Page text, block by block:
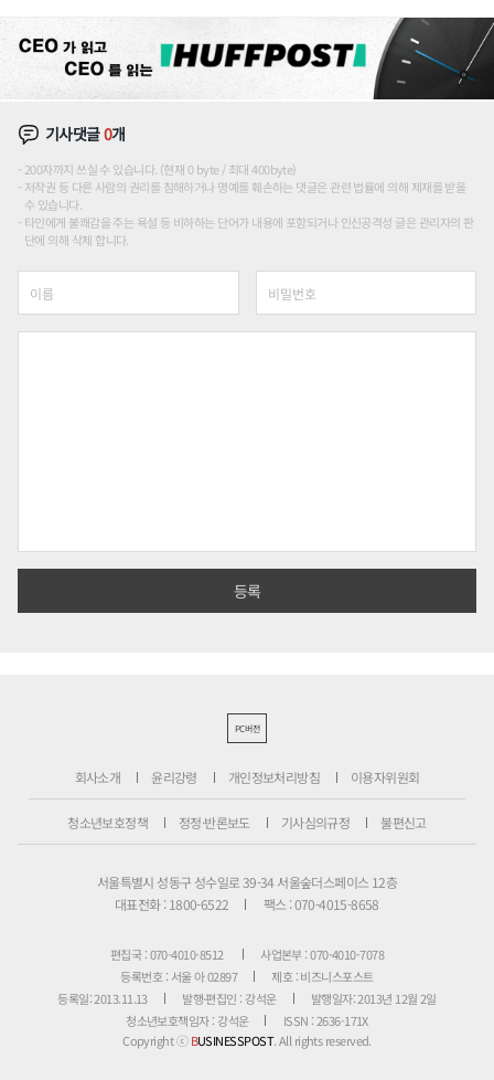
기사댓글0개
200자까지 쓰실 수 있습니다. (현재 0 byte / 최대 400byte)
저작권 등 다른 사람의 권리를 침해하거나 명예를 훼손하는 댓글은 관련 법률에 의해 제재를 받을
수 있습니다.
타인에게 불쾌감을 주는 욕설 등 비하하는 단어가 내용에 포함되거나 인신공격성 글은 관리자의 판
단에 의해 삭제 합니다.
PC버전
회사소개 윤리강령 개인정보처리방침 이용자위원회
청소년보호정책 정정·반론보도 기사심의규정 불편신고
서울특별시 성동구 성수일로 39-34 서울숲더스페이스 12층
대표전화 : 1800-6522
팩스 : 070-4015-8658
편집국 : 070-4010-8512
사업본부 : 070-4010-7078
등록번호 : 서울 아 02897
제호 : 비즈니스포스트
등록일: 2013.11.13
발행·편집인 : 강석운
발행일자: 2013년 12월 2일
청소년보호책임자 : 강석운
ISSN : 2636-171X
Copyright ⓒBUSINESSPOST. All rights reserved.